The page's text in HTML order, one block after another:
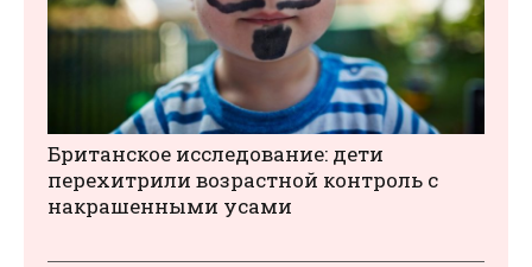
Британское исследование: дети
перехитрили возрастной контроль с
накрашенными усами